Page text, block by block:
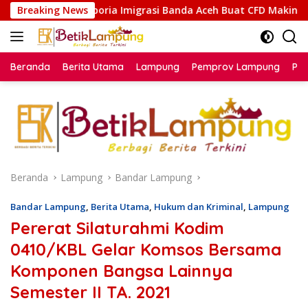
Langsung
ke
konten
Breaking News
Imigrasi Banda Aceh Buat CFD Makin Ceria
Beranda Berita Utama Lampung Pemprov Lampung
Beranda Lampung Bandar Lampung
Bandar Lampung, Berita Utama, Hukum dan Kriminal, Lampung
Pererat Silaturahmi Kodim
0410/KBL Gelar Komsos Bersama
Komponen Bangsa Lainnya
Semester II TA. 2021